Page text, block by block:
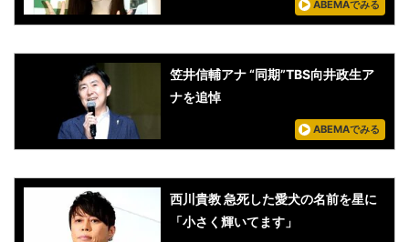
ABEMAでみる
笠井信輔アナ “同期”TBS向井政生ア
ナを追悼
ABEMAでみる
西川貴教 急死した愛犬の名前を星に
「小さく輝いてます」